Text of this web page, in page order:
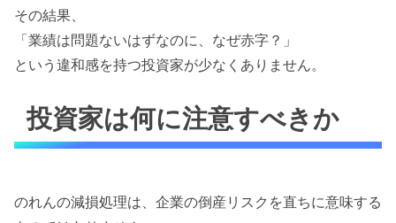
その結果、
「業績は問題ないはずなのに、なぜ赤字？」
という違和感を持つ投資家が少なくありません。
投資家は何に注意すべきか
のれんの減損処理は、企業の倒産リスクを直ちに意味する